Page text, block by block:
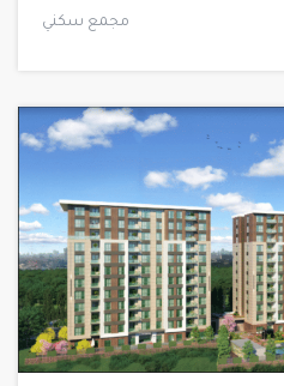
مجمع سكني